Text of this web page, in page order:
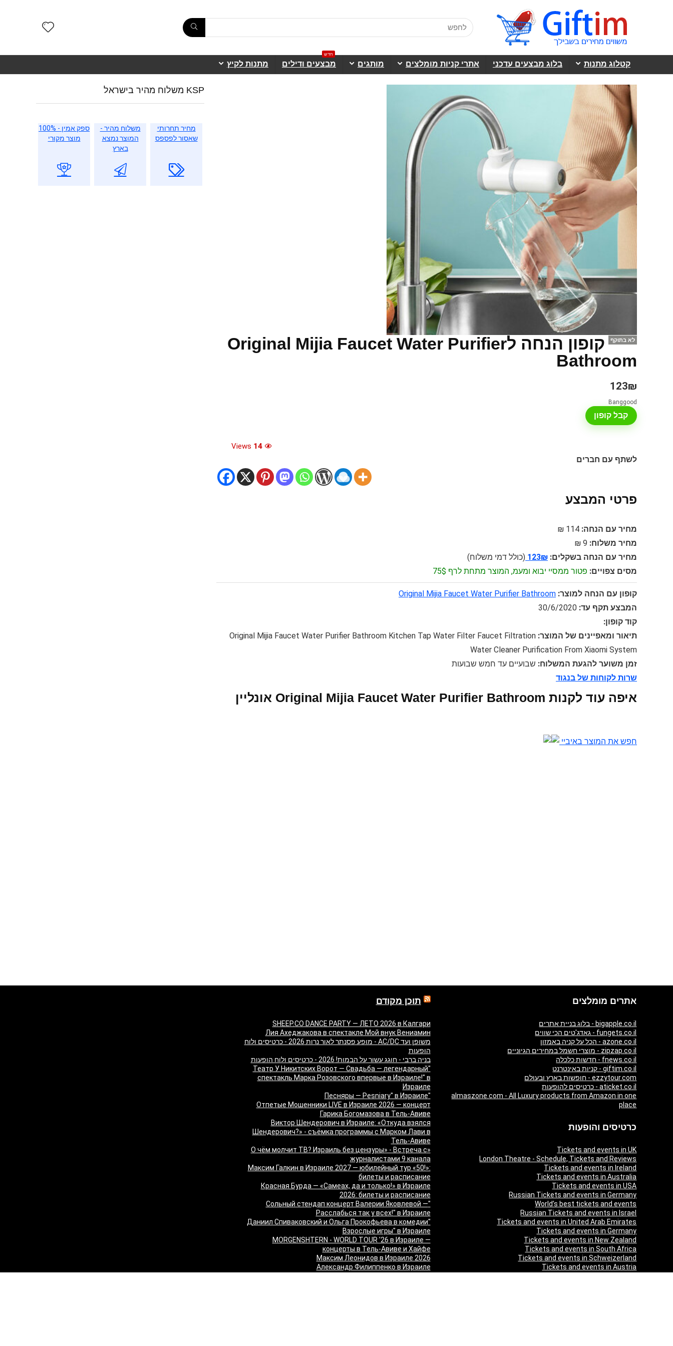
קטלוג מתנות בלוג מבצעים עדכני אתרי קניות מומלצים מותגים מבצעים ודילים
חדש
מתנות לקיץ
לא בתוקף
קופון הנחה לOriginal Mijia Faucet Water Purifier
Bathroom
123₪
Banggood
קבל קופון
14
לשתף עם חברים
פרטי המבצע
מחיר עם הנחה: 114 ₪
מחיר משלוח: 9 ₪
מחיר עם הנחה בשקלים: 123₪ (כולל דמי משלוח)
מסים צפויים: פטור ממסיי יבוא ומעמ, המוצר מתחת לרף 75$
קופון עם הנחה למוצר: Original Mijia Faucet Water Purifier Bathroom
המבצע תקף עד: 30/6/2020
קוד קופון:
תיאור ומאפיינים של המוצר: Original Mijia Faucet Water Purifier Bathroom Kitchen Tap Water Filter Faucet Filtration
Water Cleaner Purification From Xiaomi System
זמן משוער להגעת המשלוח: שבועיים עד חמש שבועות
שרות לקוחות של בנגוד
איפה עוד לקנות Original Mijia Faucet Water Purifier Bathroom אונליין
חפש את המוצר באיביי
KSP משלוח מהיר בישראל
מחיר תחרותי
שאסור לפספס
משלוח מהיר -
המוצר נמצא
בארץ
ספק אמין - 100%
מוצר מקורי
אתרים מומלצים
bigapple.co.il - בלוג בניית אתרים
fungets.co.il - גאדג'טים הכי שווים
azone.co.il - הכל על קניה באמזון
zipzap.co.il - מוצרי חשמל במחירים הגיוניים
fnews.co.il - חדשות כלכלה
giftim.co.il - קניות באינטרנט
ezzytour.com - חופשות בארץ ובעולם
aticket.co.il - כרטיסים להופעות
almaszone.com - All Luxury products from Amazon in one
place
כרטיסים והופעות
Tickets and events in UK
London Theatre - Schedule, Tickets and Reviews
Tickets and events in Ireland
Tickets and events in Australia
Tickets and events in USA
Russian Tickets and events in Germany
World’s best tickets and events
Russian Tickets and events in Israel
Tickets and events in United Arab Emirates
Tickets and events in Germany
Tickets and events in New Zealand
Tickets and events in South Africa
Tickets and events in Schweizerland
Tickets and events in Austria
תוכן מקודם
SHEEP.CO DANCE PARTY — ЛЕТО 2026 в Калгари
Лия Ахеджакова в спектакле Мой внук Вениамин
משופן ועד AC/DC - מופע פסנתר לאור נרות 2026 - כרטיסים ולוח
הופעות
בניה ברבי - חוגג עשור על הבמות! 2026 - כרטיסים ולוח הופעות
"Театр У Никитских Ворот — Свадьба — легендарный
спектакль Марка Розовского впервые в Израиле!" в
Израиле
"Песняры — Pesniary" в Израиле
Отпетые Мошенники LIVE в Израиле 2026 — концерт
Гарика Богомазова в Тель-Авиве
Виктор Шендерович в Израиле: «Откуда взялся
Шендерович?» - съёмка программы с Марком Лави в
Тель-Авиве
«О чём молчит ТВ? Израиль без цензуры» - Встреча с
журналистами 9 канала
Максим Галкин в Израиле 2027 — юбилейный тур «50!»:
билеты и расписание
Красная Бурда — «Самеах, да и только!» в Израиле
2026: билеты и расписание
"Сольный стендап концерт Валерии Яковлевой —
Расслабься так у всех!" в Израиле
"Даниил Спиваковский и Ольга Прокофьева в комедии
Взрослые игры" в Израиле
MORGENSHTERN - WORLD TOUR '26 в Израиле —
концерты в Тель-Авиве и Хайфе
Максим Леонидов в Израиле 2026
Александр Филиппенко в Израиле